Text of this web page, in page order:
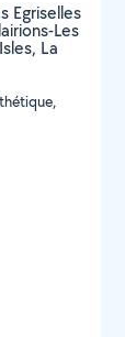
Egriselles
Les
La